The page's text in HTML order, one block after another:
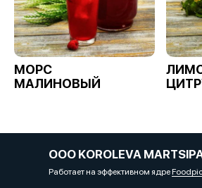
МОРС
МАЛИНОВЫЙ
OOO KOROLEVA
Работает на эффективном ядре